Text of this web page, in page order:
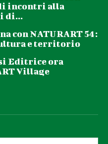
incontri alla
di...
con NATURART 54:
e territorio
Editrice ora
Village